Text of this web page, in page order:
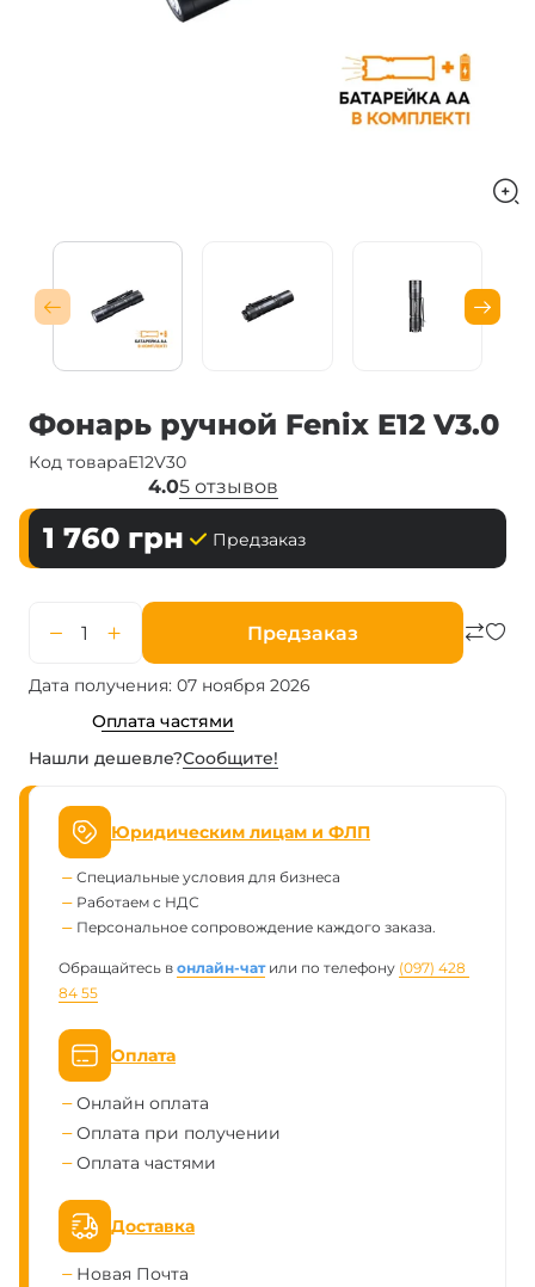
Фонарь ручной Fenix ​​E12 V3.0
Код товараE12V30
4.05 отзывов
1 760 грн Предзаказ
Предзаказ
Дата получения: 07 ноября 2026
Оплата частями
Нашли дешевле?Сообщите!
Юридическим лицам и ФЛП
Специальные условия для бизнеса
Работаем с НДС
Персональное сопровождение каждого заказа.
Обращайтесь в онлайн-чатили по телефону (097) 428
84 55
Оплата
Онлайн оплата
Оплата при получении
Оплата частями
Доставка
Новая Почта